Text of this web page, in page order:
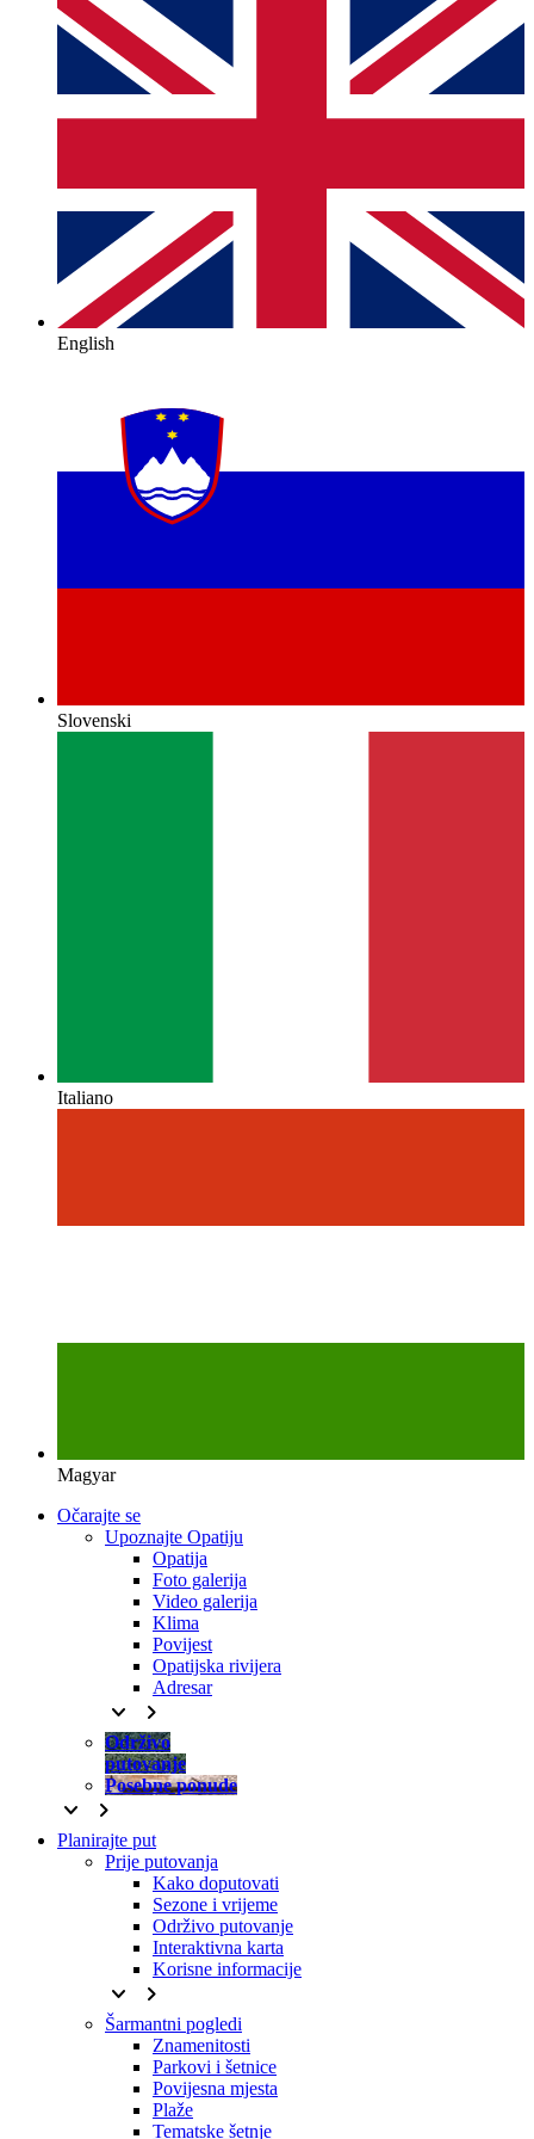
English
Slovenski
Italiano
Magyar
Očarajte se
Upoznajte Opatiju
Opatija
Foto galerija
Video galerija
Klima
Povijest
Opatijska rivijera
Adresar
keyboard_arrow_down keyboard_arrow_right
Održivo
putovanje
Posebne ponude
keyboard_arrow_down keyboard_arrow_right
Planirajte put
Prije putovanja
Kako doputovati
Sezone i vrijeme
Održivo putovanje
Interaktivna karta
Korisne informacije
keyboard_arrow_down keyboard_arrow_right
Šarmantni pogledi
Znamenitosti
Parkovi i šetnice
Povijesna mjesta
Plaže
Tematske šetnje